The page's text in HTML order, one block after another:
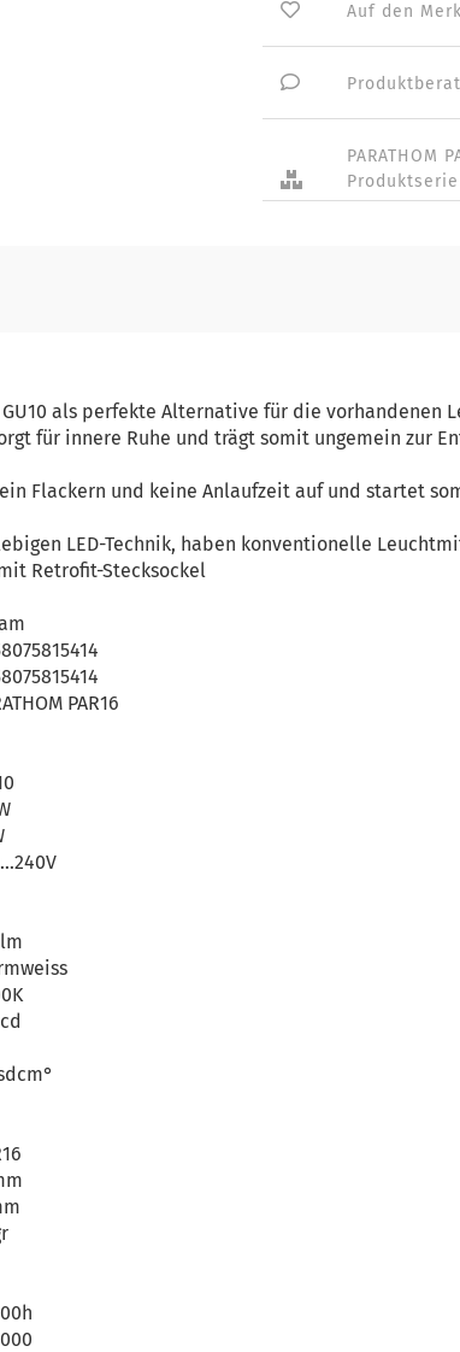
Auf den
PARATHOM
Produktserie
GU10 als perfekte Alternative für die vorhandenen
für innere Ruhe und trägt somit ungemein zur
Flackern und keine Anlaufzeit auf und startet
LED-Technik, haben konventionelle
Retrofit-Stecksockel
PAR16